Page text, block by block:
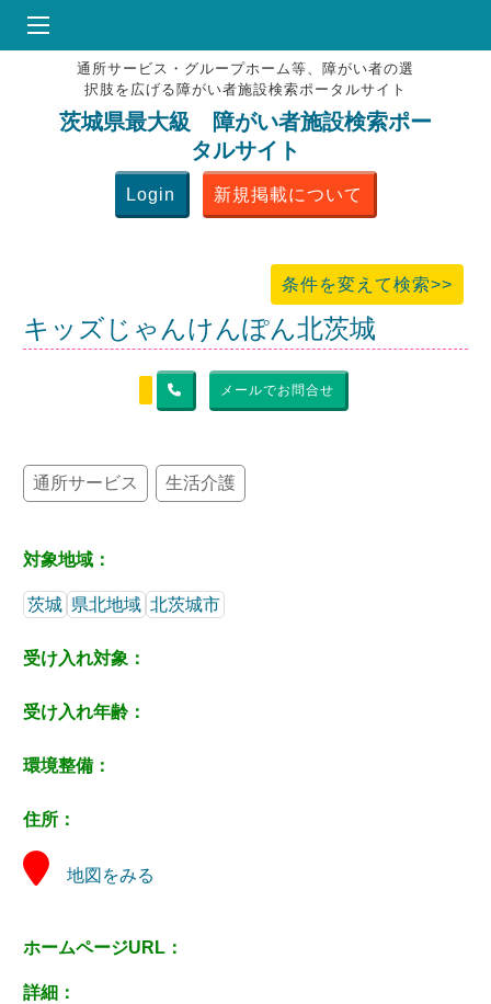
HOME
♥お気にりブックマーク
掲載会員MENU
よくある質問
通所サービス・グループホーム等、障がい者の選
択肢を広げる障がい者施設検索ポータルサイト
茨城県最大級 障がい者施設検索ポー
タルサイト
Login 新規掲載について
条件を変えて検索>>
キッズじゃんけんぽん北茨城
メールでお問合せ
通所サービス 生活介護
対象地域：
茨城 県北地域 北茨城市
受け入れ対象：
受け入れ年齢：
環境整備：
住所：
地図をみる
ホームページURL：
詳細：